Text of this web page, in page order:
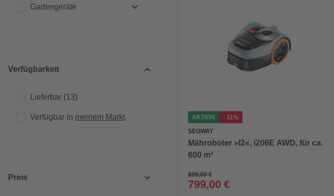
Gartengeräte
Verfügbarkeit
Lieferbar (13)
Verfügbar in meinem Markt
Preis
AKTION
- 11%
SEGWAY
Mähroboter »I2«, i206E AWD, für ca.
600 m²
899,00 €
799,00 €